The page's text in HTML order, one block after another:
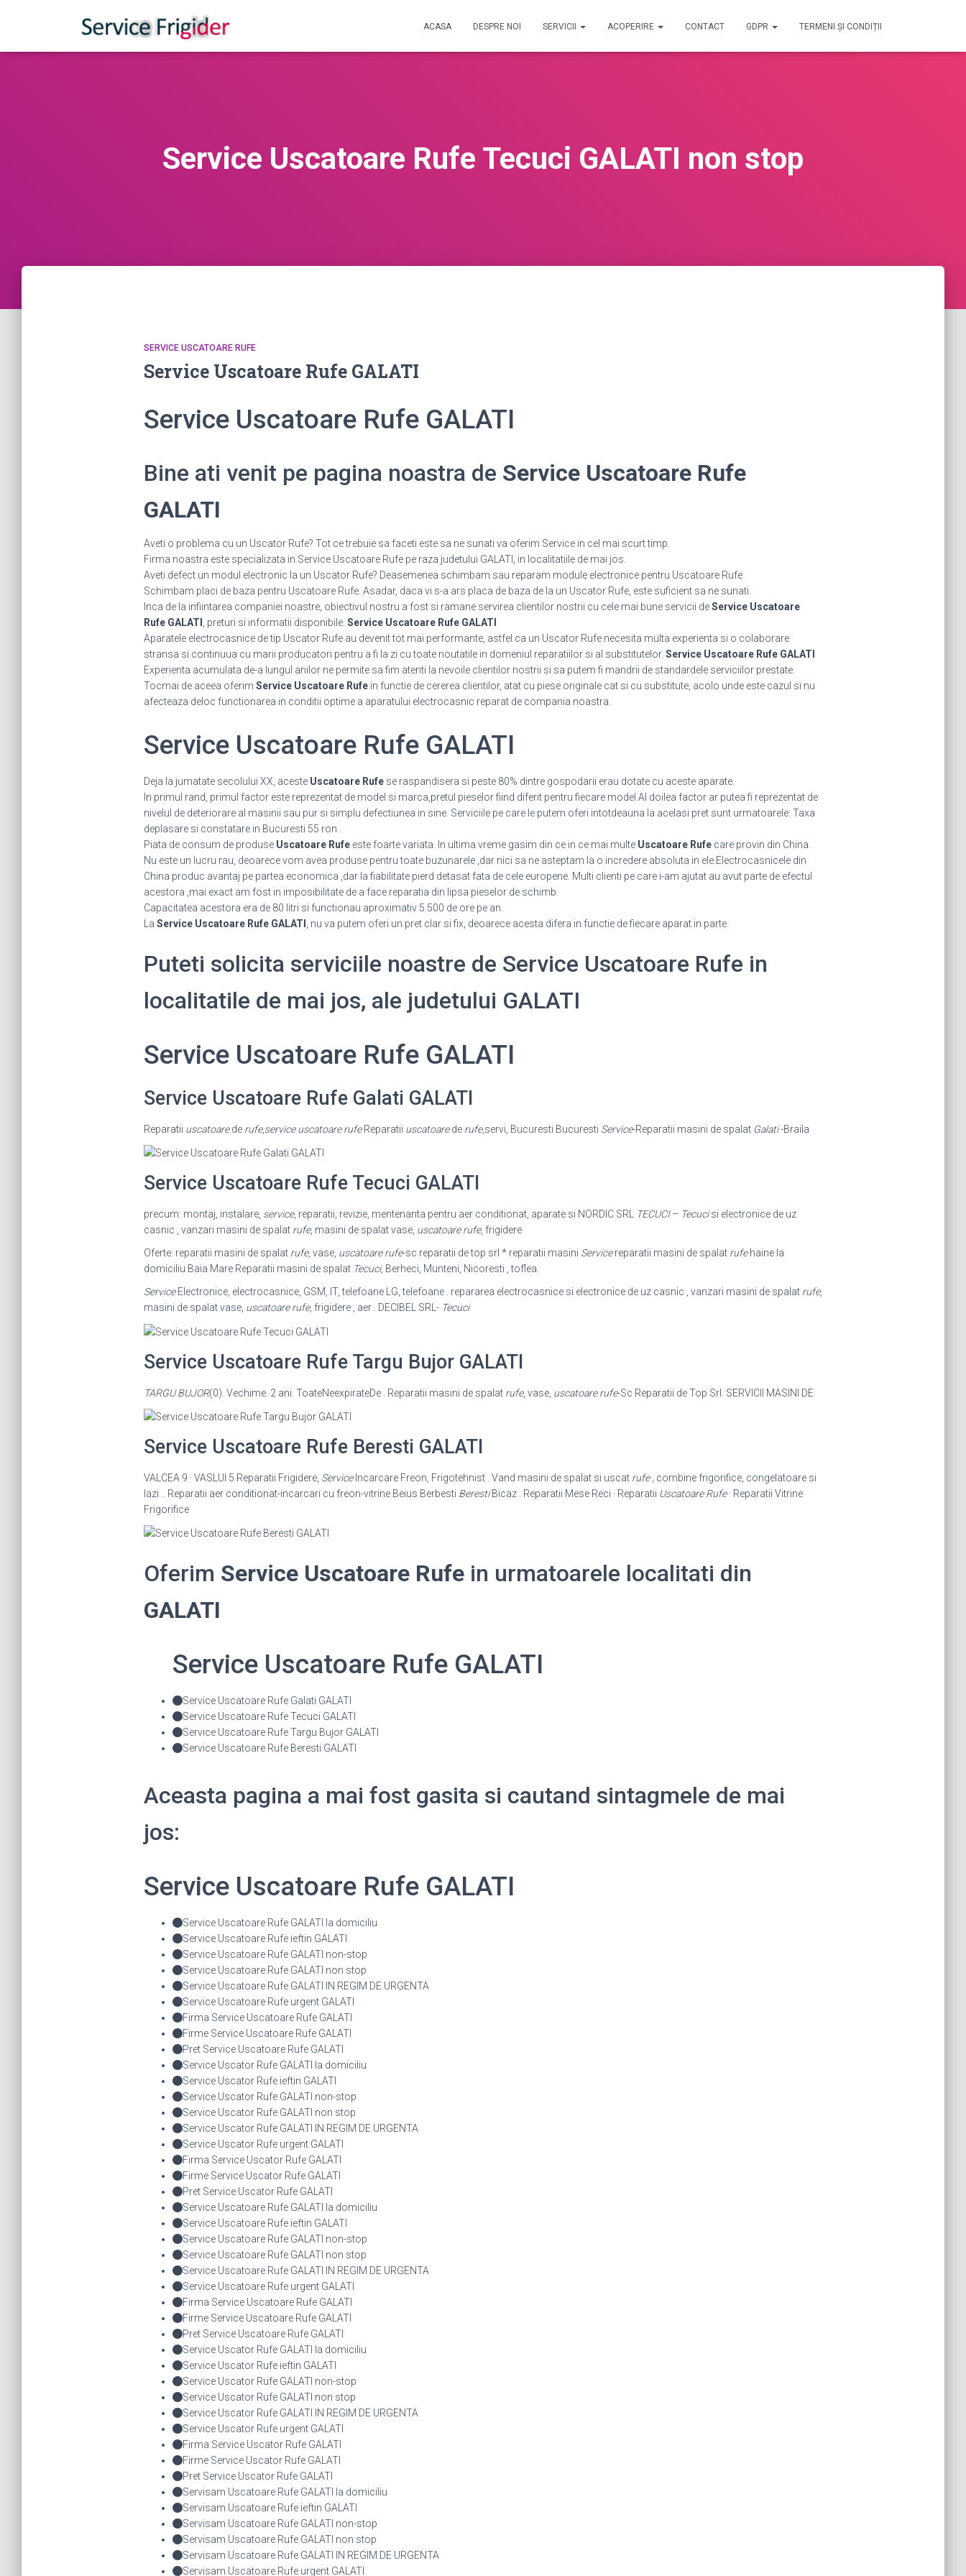
ACASA DESPRE NOI SERVICII ACOPERIRE CONTACT GDPR TERMENI ȘI CONDIȚII
Service Uscatoare Rufe Tecuci GALATI non stop
SERVICE USCATOARE RUFE
Service Uscatoare Rufe GALATI
Service Uscatoare Rufe GALATI
Bine ati venit pe pagina noastra de Service Uscatoare Rufe
GALATI
Aveti o problema cu un Uscator Rufe? Tot ce trebuie sa faceti este sa ne sunati va oferim Service in cel mai scurt timp.
Firma noastra este specializata in Service Uscatoare Rufe pe raza judetului GALATI, in localitatiile de mai jos.
Aveti defect un modul electronic la un Uscator Rufe? Deasemenea schimbam sau reparam module electronice pentru Uscatoare Rufe
Schimbam placi de baza pentru Uscatoare Rufe. Asadar, daca vi s-a ars placa de baza de la un Uscator Rufe, este suficient sa ne sunati.
Inca de la infiintarea companiei noastre, obiectivul nostru a fost si ramane servirea clientilor nostrii cu cele mai bune servicii deService Uscatoare
Rufe GALATI
, preturi si informatii disponibile. Service Uscatoare Rufe GALATI
Aparatele electrocasnice de tip Uscator Rufe au devenit tot mai performante, astfel ca un Uscator Rufe necesita multa experienta si o colaborare
stransa si continuua cu marii producatori pentru a fi la zi cu toate noutatile in domeniul reparatiilor si al substitutelor. Service Uscatoare Rufe GALATI
Experienta acumulata de-a lungul anilor ne permite sa fim atenti la nevoile clientilor nostrii si sa putem fi mandrii de standardele serviciilor prestate.
Tocmai de aceea oferim Service Uscatoare Rufein functie de cererea clientilor, atat cu piese originale cat si cu substitute, acolo unde este cazul si nu
afecteaza deloc functionarea in conditii optime a aparatului electrocasnic reparat de compania noastra.
Service Uscatoare Rufe GALATI
Deja la jumatate secolului XX, aceste Uscatoare Rufese raspandisera si peste 80% dintre gospodarii erau dotate cu aceste aparate.
In primul rand, primul factor este reprezentat de model si marca,pretul pieselor fiind diferit pentru fiecare model.Al doilea factor ar putea fi reprezentat de
nivelul de deteriorare al masinii sau pur si simplu defectiunea in sine. Serviciile pe care le putem oferi intotdeauna la acelasi pret sunt urmatoarele: Taxa
deplasare si constatare in Bucuresti 55 ron .
Piata de consum de produse Uscatoare Rufeeste foarte variata. In ultima vreme gasim din ce in ce mai multe Uscatoare Rufecare provin din China.
Nu este un lucru rau, deoarece vom avea produse pentru toate buzunarele ,dar nici sa ne asteptam la o incredere absoluta in ele.Electrocasnicele din
China produc avantaj pe partea economica ,dar la fiabilitate pierd detasat fata de cele europene. Multi clienti pe care i-am ajutat au avut parte de efectul
acestora ,mai exact am fost in imposibilitate de a face reparatia din lipsa pieselor de schimb.
Capacitatea acestora era de 80 litri si functionau aproximativ 5.500 de ore pe an.
La Service Uscatoare Rufe GALATI , nu va putem oferi un pret clar si fix, deoarece acesta difera in functie de fiecare aparat in parte.
Puteti solicita serviciile noastre de Service Uscatoare Rufe in
localitatile de mai jos, ale judetului GALATI
Service Uscatoare Rufe GALATI
Service Uscatoare Rufe Galati GALATI
Reparatii uscatoarede rufe,service uscatoare rufeReparatii uscatoarede rufe,servi, Bucuresti Bucuresti Service-Reparatii masini de spalat Galati-Braila
Service Uscatoare Rufe Tecuci GALATI
precum: montaj, instalare, service, reparatii, revizie, mentenanta pentru aer conditionat, aparate si NORDIC SRL TECUCI– Tecucisi electronice de uz
casnic , vanzari masini de spalat rufe, masini de spalat vase, uscatoare rufe, frigidere
Oferte: reparatii masini de spalat rufe, vase, uscatoare rufe-sc reparatii de top srl * reparatii masini Servicereparatii masini de spalat rufehaine la
domiciliu Baia Mare Reparatii masini de spalat Tecuci, Berheci, Munteni, Nicoresti , toflea.
ServiceElectronice, electrocasnice, GSM, IT, telefoane LG, telefoane . repararea electrocasnice si electronice de uz casnic , vanzari masini de spalat rufe,
masini de spalat vase, uscatoare rufe, frigidere , aer . DECIBEL SRL- Tecuci
Service Uscatoare Rufe Targu Bujor GALATI
TARGU BUJOR(0). Vechime. 2 ani. ToateNeexpirateDe . Reparatii masini de spalat rufe, vase, uscatoare rufe-Sc Reparatii de Top Srl. SERVICII MASINI DE
Service Uscatoare Rufe Beresti GALATI
VALCEA 9 · VASLUI 5 Reparatii Frigidere, ServiceIncarcare Freon, Frigotehnist . Vand masini de spalat si uscat rufe, combine frigorifice, congelatoare si
lazi .. Reparatii aer conditionat-incarcari cu freon-vitrine Beius Berbesti BerestiBicaz . Reparatii Mese Reci · Reparatii Uscatoare Rufe· Reparatii Vitrine
Frigorifice
Oferim Service Uscatoare Rufein urmatoarele localitati din
GALATI
Service Uscatoare Rufe GALATI
Service Uscatoare Rufe Galati GALATI
Service Uscatoare Rufe Tecuci GALATI
Service Uscatoare Rufe Targu Bujor GALATI
Service Uscatoare Rufe Beresti GALATI
Aceasta pagina a mai fost gasita si cautand sintagmele de mai
jos:
Service Uscatoare Rufe GALATI
Service Uscatoare Rufe GALATI la domiciliu
Service Uscatoare Rufe ieftin GALATI
Service Uscatoare Rufe GALATI non-stop
Service Uscatoare Rufe GALATI non stop
Service Uscatoare Rufe GALATI IN REGIM DE URGENTA
Service Uscatoare Rufe urgent GALATI
Firma Service Uscatoare Rufe GALATI
Firme Service Uscatoare Rufe GALATI
Pret Service Uscatoare Rufe GALATI
Service Uscator Rufe GALATI la domiciliu
Service Uscator Rufe ieftin GALATI
Service Uscator Rufe GALATI non-stop
Service Uscator Rufe GALATI non stop
Service Uscator Rufe GALATI IN REGIM DE URGENTA
Service Uscator Rufe urgent GALATI
Firma Service Uscator Rufe GALATI
Firme Service Uscator Rufe GALATI
Pret Service Uscator Rufe GALATI
Service Uscatoare Rufe GALATI la domiciliu
Service Uscatoare Rufe ieftin GALATI
Service Uscatoare Rufe GALATI non-stop
Service Uscatoare Rufe GALATI non stop
Service Uscatoare Rufe GALATI IN REGIM DE URGENTA
Service Uscatoare Rufe urgent GALATI
Firma Service Uscatoare Rufe GALATI
Firme Service Uscatoare Rufe GALATI
Pret Service Uscatoare Rufe GALATI
Service Uscator Rufe GALATI la domiciliu
Service Uscator Rufe ieftin GALATI
Service Uscator Rufe GALATI non-stop
Service Uscator Rufe GALATI non stop
Service Uscator Rufe GALATI IN REGIM DE URGENTA
Service Uscator Rufe urgent GALATI
Firma Service Uscator Rufe GALATI
Firme Service Uscator Rufe GALATI
Pret Service Uscator Rufe GALATI
Servisam Uscatoare Rufe GALATI la domiciliu
Servisam Uscatoare Rufe ieftin GALATI
Servisam Uscatoare Rufe GALATI non-stop
Servisam Uscatoare Rufe GALATI non stop
Servisam Uscatoare Rufe GALATI IN REGIM DE URGENTA
Servisam Uscatoare Rufe urgent GALATI